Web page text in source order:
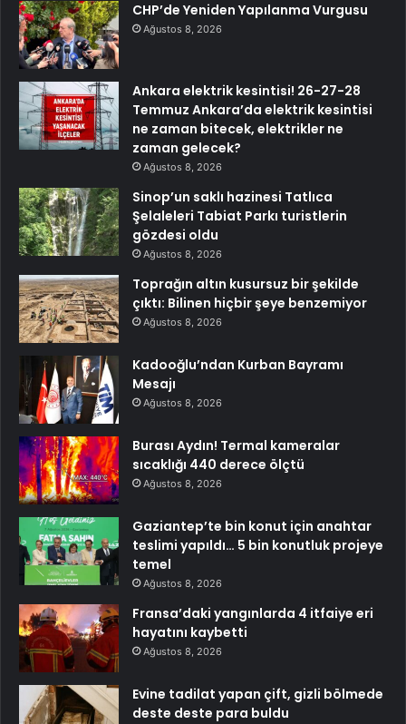
CHP’de Yeniden Yapılanma Vurgusu
Ağustos 8, 2026
Ankara elektrik kesintisi! 26-27-28
Temmuz Ankara’da elektrik kesintisi
ne zaman bitecek, elektrikler ne
zaman gelecek?
Ağustos 8, 2026
Sinop’un saklı hazinesi Tatlıca
Şelaleleri Tabiat Parkı turistlerin
gözdesi oldu
Ağustos 8, 2026
Toprağın altın kusursuz bir şekilde
çıktı: Bilinen hiçbir şeye benzemiyor
Ağustos 8, 2026
Kadooğlu’ndan Kurban Bayramı
Mesajı
Ağustos 8, 2026
Burası Aydın! Termal kameralar
sıcaklığı 440 derece ölçtü
Ağustos 8, 2026
Gaziantep’te bin konut için anahtar
teslimi yapıldı… 5 bin konutluk projeye
temel
Ağustos 8, 2026
Fransa’daki yangınlarda 4 itfaiye eri
hayatını kaybetti
Ağustos 8, 2026
Evine tadilat yapan çift, gizli bölmede
deste deste para buldu